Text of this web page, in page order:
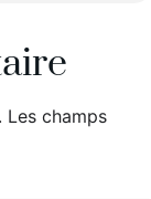
Les champs